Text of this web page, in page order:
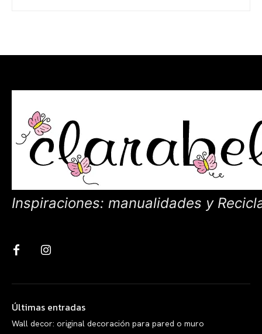
Inspiraciones: manualidades y
Últimas entradas
Wall decor: original decoración para pared o muro